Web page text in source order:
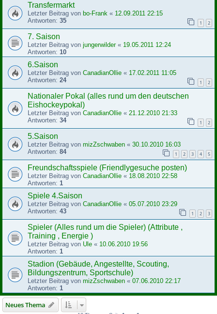
Transfermarkt
Letzter Beitrag von bo-Frank « 12.09.2011 22:15
Antworten: 35 1 2
7. Saison
Letzter Beitrag von jungerwilder« 19.05.2011 12:24
Antworten: 10
6.Saison
Letzter Beitrag von CanadianOllie « 17.02.2011 11:05
Antworten: 24 1 2
Nationaler Pokal (alles rund um den deutschen
Eishockeypokal)
Letzter Beitrag von CanadianOllie « 21.12.2010 21:33
Antworten: 34 1 2
5.Saison
Letzter Beitrag von mizZschwaben « 30.10.2010 16:03
Antworten: 84 1 2 3 4 5
Freundschaftsspiele (Friendlygesuche posten)
Letzter Beitrag von CanadianOllie « 18.08.2010 22:58
Antworten: 1
Spiele 4.Saison
Letzter Beitrag von CanadianOllie « 05.07.2010 23:29
Antworten: 43 1 2 3
Spieler (Alles rund um die Spieler) (Attribute ,
Training , Energie )
Letzter Beitrag von Ule « 10.06.2010 19:56
Antworten: 1
Stadion (Gebäude, Angestellte, Scouting,
Bildungszentrum, Sportschule)
Letzter Beitrag von mizZschwaben « 07.06.2010 22:17
Antworten: 1
Neues Thema